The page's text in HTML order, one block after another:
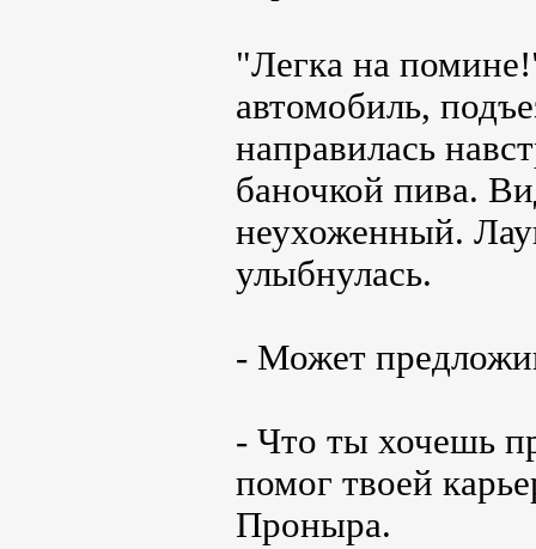
"Легка на
автомобиль,
направилась
баночкой пива.
неухоженный.
улыбнулась.
- Может
- Что ты хочешь
помог твоей
Проныра.